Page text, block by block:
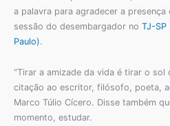
a palavra para agradecer a
sessão do desembargador no TJ-SP
Paulo).
“Tirar a amizade da vida é tirar o sol
citação ao escritor, filósofo, poeta,
Marco Túlio Cícero. Disse também
momento, estudar.